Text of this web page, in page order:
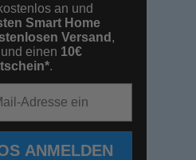
an und
Smart Home
Versand ,
und einen 10€
.
ANMELDEN